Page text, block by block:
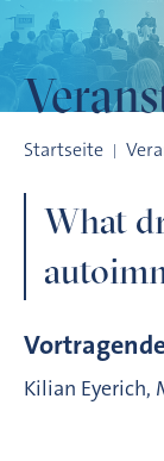
Startseite
What
Kilian Eyerich,